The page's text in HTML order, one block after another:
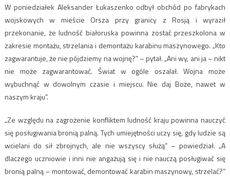
W poniedziałek Aleksander Łukaszenko odbył obchód po fabrykach
wojskowych w mieście Orsza przy granicy z Rosją i wyraził
przekonanie, że ludność białoruska powinna zostać przeszkolona w
zakresie montażu, strzelania i demontażu karabinu maszynowego. „Kto
zagwarantuje, że nie pójdziemy na wojnę?” – pytał. „Ani wy, ani ja – nikt
nie może zagwarantować. Świat w ogóle oszalał. Wojna może
wybuchnąć w dowolnym czasie i miejscu. Nie daj Boże, nawet w
naszym kraju”.
„Ze względu na zagrożenie konfliktem ludność kraju powinna nauczyć
się posługiwania bronią palną. Tych umiejętności uczy się, gdy ludzie są
wcielani do sił zbrojnych, ale nie wszyscy służą” – powiedział. „A
dlaczego uczniowie i inni nie angażują się i nie nauczą posługiwać się
bronią palną – montować, demontować karabin maszynowy, strzelać?”